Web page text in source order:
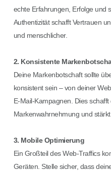
echte Erfahrungen, Erfolge und
Authentizität schafft Vertrauen
und menschlicher.
2. Konsistente
Deine Markenbotschaft sollte
konsistent sein – von deiner
E-Mail-Kampagnen. Dies schafft
Markenwahrnehmung und
3. Mobile Optimierung
Ein Großteil des Web-Traffics
Geräten. Stelle sicher, dass